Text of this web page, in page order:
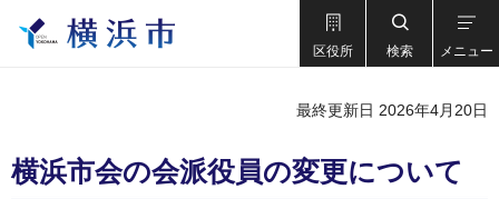
区役所 検索 メニュー
最終更新日 2026年4月20日
横浜市会の会派役員の変更について